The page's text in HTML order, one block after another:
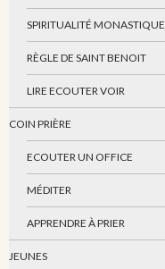
SPIRITUALITÉ MONASTIQUE
RÈGLE DE SAINT BENOIT
LIRE ECOUTER VOIR
COIN PRIÈRE
ECOUTER UN OFFICE
MÉDITER
APPRENDRE À PRIER
JEUNES